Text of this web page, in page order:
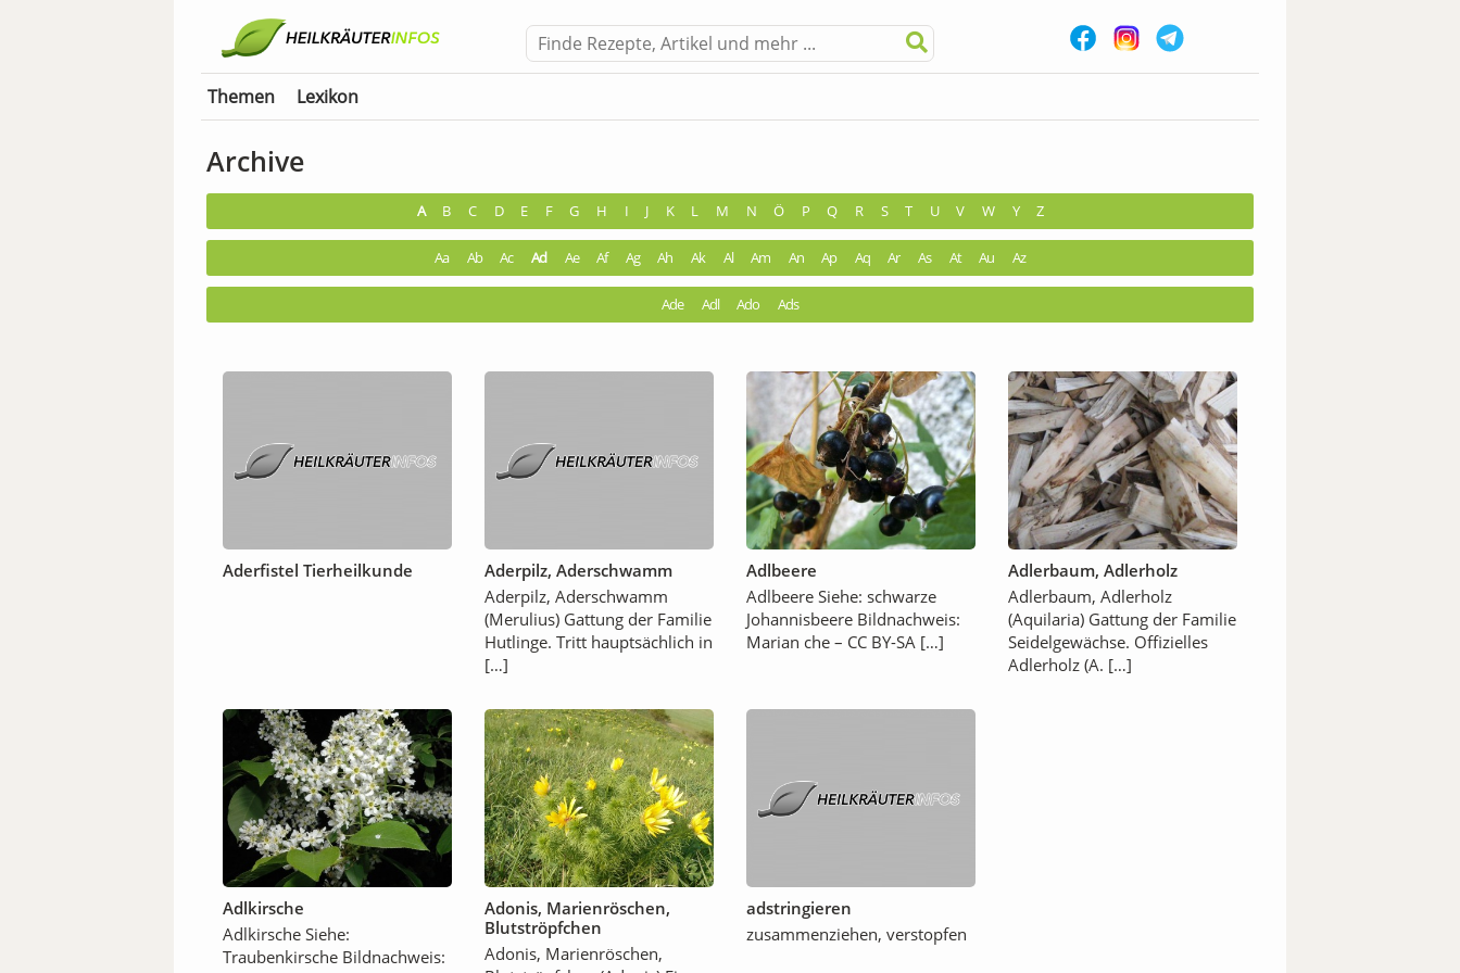
Themen Lexikon
Archive
A B C D E F G H I J K L M N Ö P Q R S T U V W Y Z
Aa Ab Ac Ad Ae Af Ag Ah Ak Al Am An Ap Aq Ar As At Au Az
Ade Adl Ado Ads
Aderfistel Tierheilkunde
Aderpilz, Aderschwamm
Aderpilz, Aderschwamm
(Merulius) Gattung der Familie
Hutlinge. Tritt hauptsächlich in
[…]
Adlbeere
Adlbeere Siehe: schwarze
Johannisbeere Bildnachweis:
Marian che – CC BY-SA […]
Adlerbaum, Adlerholz
Adlerbaum, Adlerholz
(Aquilaria) Gattung der Familie
Seidelgewächse. Offizielles
Adlerholz (A. […]
Adlkirsche
Adlkirsche Siehe:
Traubenkirsche Bildnachweis:
Adonis, Marienröschen,
Blutströpfchen
Adonis, Marienröschen,
adstringieren
zusammenziehen, verstopfen